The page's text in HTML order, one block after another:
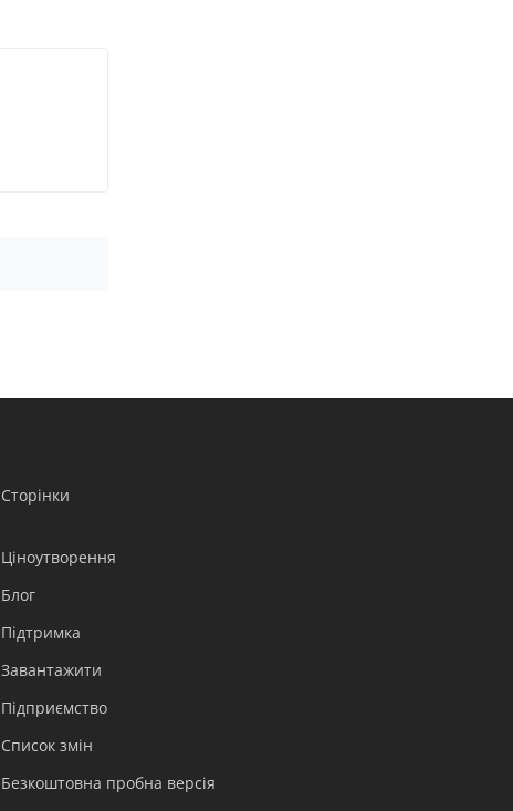
Сторінки
Ціноутворення
Блог
Підтримка
Завантажити
Підприємство
Список змін
Безкоштовна пробна версіяBahasa Indonesia